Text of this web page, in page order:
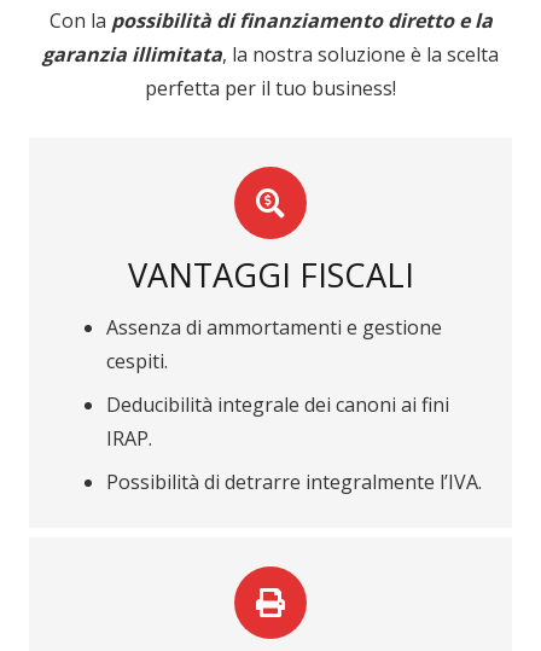
Con la possibilità di finanziamento diretto e la
garanzia illimitata, la nostra soluzione è la scelta
perfetta per il tuo business!
VANTAGGI FISCALI
Assenza di ammortamenti e gestione
cespiti.
Deducibilità integrale dei canoni ai fini
IRAP.
Possibilità di detrarre integralmente l’IVA.